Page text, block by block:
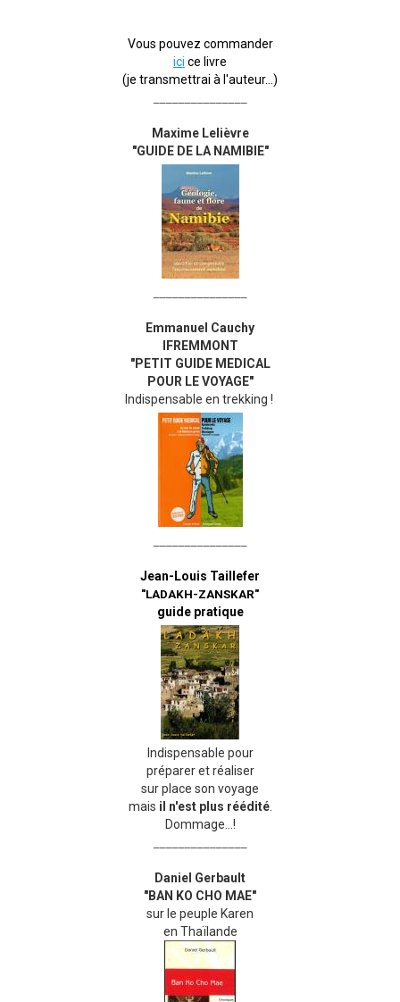
Vous pouvez commander
ici ce livre
(je transmettrai à l'auteur...)
Maxime Lelièvre
"GUIDE DE LA NAMIBIE"
Emmanuel Cauchy
IFREMMONT
"PETIT GUIDE MEDICAL
POUR LE VOYAGE"
Indispensable en trekking !
Jean-Louis Taillefer
"LADAKH-ZANSKAR"
guide pratique
Indispensable pour
préparer et réaliser
sur place son voyage
mais il n'est plus réédité.
Dommage...!
Daniel Gerbault
"BAN KO CHO MAE"
sur le peuple Karen
en Thaïlande